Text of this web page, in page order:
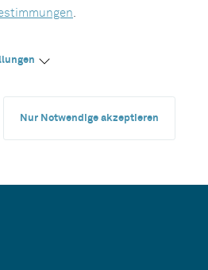
.
Nur Notwendige akzeptieren